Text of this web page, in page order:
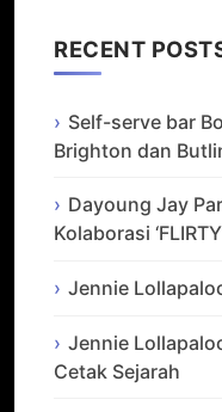
RECENT
Self-serve bar
Brighton dan
Dayoung Jay
Kolaborasi
Jennie
Jennie
Cetak Sejarah